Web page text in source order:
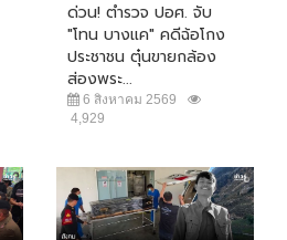
ด่วน! ตำรวจ ปอศ. จับ
"โทน บางแค" คดีฉ้อโกง
ประชาชน ตุ๋นขายกล้อง
ส่องพระ...
6 สิงหาคม 2569
4,929